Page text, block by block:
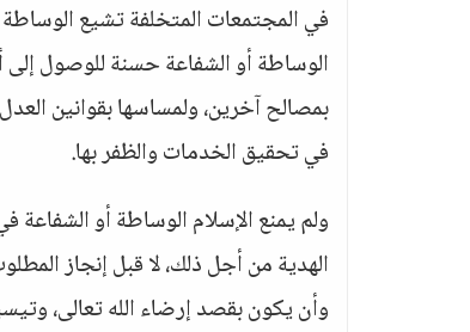
في المجتمعات المتخلفة تشيع
الوساطة أو الشفاعة حسنة للوصول
بمصالح آخرين، ولمساسها بقوانين
في تحقيق الخدمات والظفر بها.
ولم يمنع الإسلام الوساطة أو
الهدية من أجل ذلك، لا قبل إنجاز
وأن يكون بقصد إرضاء الله تعالى،